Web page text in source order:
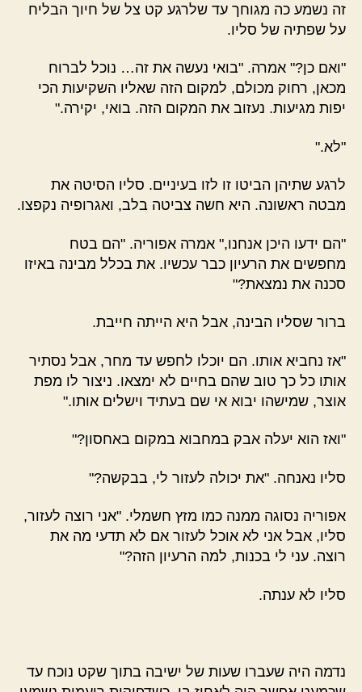
זה נשמע כה מגוחך עד שלרגע קט צל של חיוך הבליח
על שפתיה של סליו.
"ואם כן?" אמרה. "בואי נעשה את זה… נוכל לברוח
מכאן, רחוק מכולם, למקום הזה שאליו השקיעות הכי
יפות מגיעות. נעזוב את המקום הזה. בואי, יקירה."
"לא."
לרגע שתיהן הביטו זו לזו בעיניים. סליו הסיטה את
מבטה ראשונה. היא חשה צביטה בלב, ואגרופיה נקפצו.
"הם ידעו היכן אנחנו," אמרה אפוריה. "הם בטח
מחפשים את הרעיון כבר עכשיו. את בכלל מבינה באיזו
סכנה את נמצאת?"
ברור שסליו הבינה, אבל היא הייתה חייבת.
"אז נחביא אותו. הם יוכלו לחפש עד מחר, אבל נסתיר
אותו כל כך טוב שהם בחיים לא ימצאו. ניצור לו מפת
אוצר, שמישהו יבוא אי שם בעתיד וישלים אותו."
"ואז הוא יעלה אבק במחבוא במקום באחסון?"
סליו נאנחה. "את יכולה לעזור לי, בבקשה?"
אפוריה נסוגה ממנה כמו מזץ חשמלי. "אני רוצה לעזור,
סליו, אבל אני לא אוכל לעזור אם לא תדעי מה את
רוצה. עני לי בכנות, למה הרעיון הזה?"
סליו לא ענתה.
נדמה היה שעברו שעות של ישיבה בתוך שקט נוכח עד